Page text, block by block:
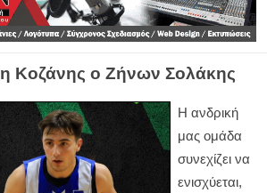
Κοζάνης ο Ζήνων Σολάκης
Η ανδρική
μας ομάδα
συνεχίζει να
ενισχύεται,